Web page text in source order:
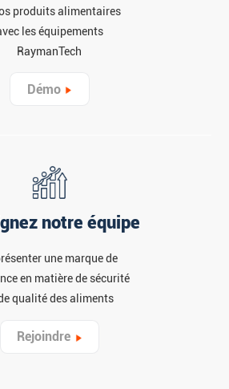
produits alimentaires
les équipements
RaymanTech
Démo
notre équipe
une marque de
en matière de sécurité
qualité des aliments
Rejoindre